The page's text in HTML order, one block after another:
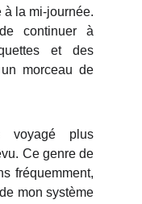
à la mi-journée.
continuer à
et des
morceau de
voyagé plus
Ce genre de
fréquemment,
mon système